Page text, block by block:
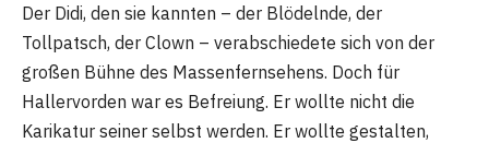
Der Didi, den sie kannten – der Blödelnde, der
Tollpatsch, der Clown – verabschiedete sich von der
großen Bühne des Massenfernsehens. Doch für
Hallervorden war es Befreiung. Er wollte nicht die
Karikatur seiner selbst werden. Er wollte gestalten,